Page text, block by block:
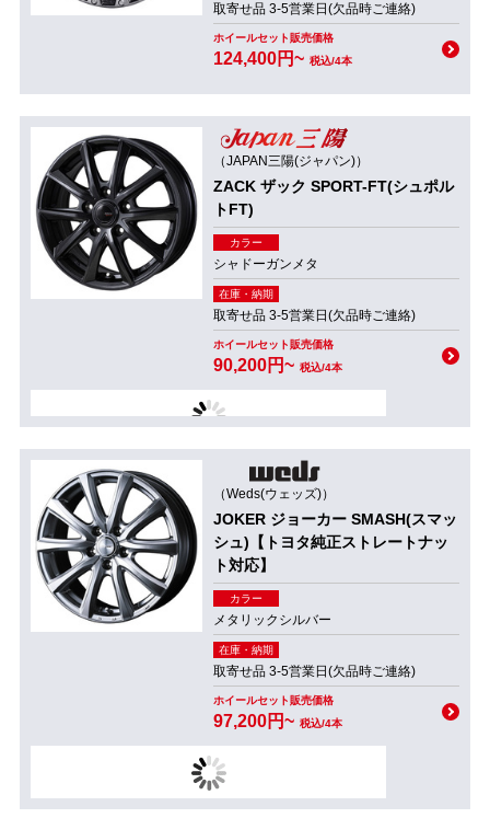
取寄せ品 3-5営業日(欠品時ご連絡)
ホイールセット販売価格
124,400円~ 税込/4本
（JAPAN三陽(ジャパン)）
ZACK ザック SPORT-FT(シュポル
トFT)
カラー
シャドーガンメタ
在庫・納期
取寄せ品 3-5営業日(欠品時ご連絡)
ホイールセット販売価格
90,200円~ 税込/4本
（Weds(ウェッズ)）
JOKER ジョーカー SMASH(スマッ
シュ)【トヨタ純正ストレートナッ
ト対応】
カラー
メタリックシルバー
在庫・納期
取寄せ品 3-5営業日(欠品時ご連絡)
ホイールセット販売価格
97,200円~ 税込/4本